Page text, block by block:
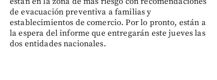
de evacuación preventiva a familias y
establecimientos de comercio. Por lo pronto, están a
la espera del informe que entregarán este jueves las
dos entidades nacionales.